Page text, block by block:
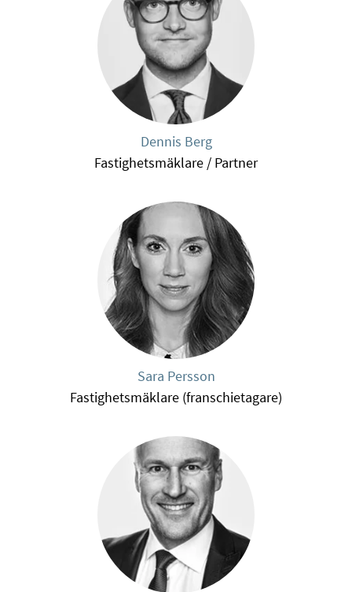
Dennis Berg
Fastighetsmäklare / Partner
Sara Persson
Fastighetsmäklare (franschietagare)